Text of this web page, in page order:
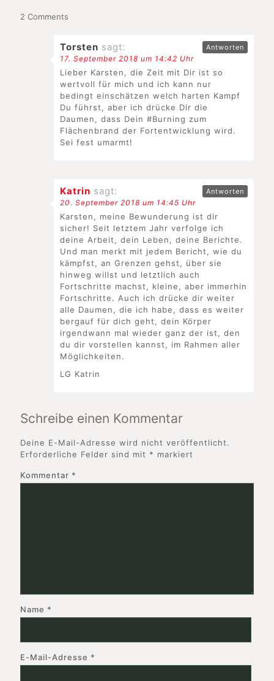
2 Comments
Torsten sagt:
17. September 2018 um 14:42 Uhr
Lieber Karsten, die Zeit mit Dir ist so
wertvoll für mich und ich kann nur
bedingt einschätzen welch harten Kampf
Du führst, aber ich drücke Dir die
Daumen, dass Dein #Burning zum
Flächenbrand der Fortentwicklung wird.
Sei fest umarmt!
Antworten
Katrin sagt:
20. September 2018 um 14:45 Uhr
Karsten, meine Bewunderung ist dir
sicher! Seit letztem Jahr verfolge ich
deine Arbeit, dein Leben, deine Berichte.
Und man merkt mit jedem Bericht, wie du
kämpfst, an Grenzen gehst, über sie
hinweg willst und letztlich auch
Fortschritte machst, kleine, aber immerhin
Fortschritte. Auch ich drücke dir weiter
alle Daumen, die ich habe, dass es weiter
bergauf für dich geht, dein Körper
irgendwann mal wieder ganz der ist, den
du dir vorstellen kannst, im Rahmen aller
Möglichkeiten.
LG Katrin
Antworten
Schreibe einen Kommentar
Deine E-Mail-Adresse wird nicht veröffentlicht.
Erforderliche Felder sind mit * markiert
Kommentar *
Name *
E-Mail-Adresse *